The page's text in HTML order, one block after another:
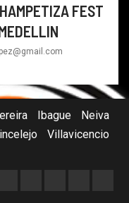
FEST
Ibague
Neiva
Villavicencio